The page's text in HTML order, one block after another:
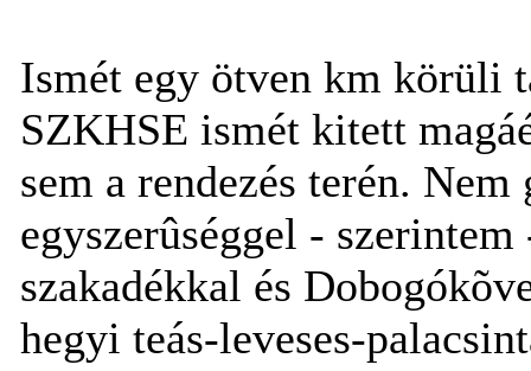
Ismét egy ötven km körüli
SZKHSE ismét kitett
sem a rendezés terén.
egyszerûséggel -
szakadékkal és
hegyi teás-leveses-